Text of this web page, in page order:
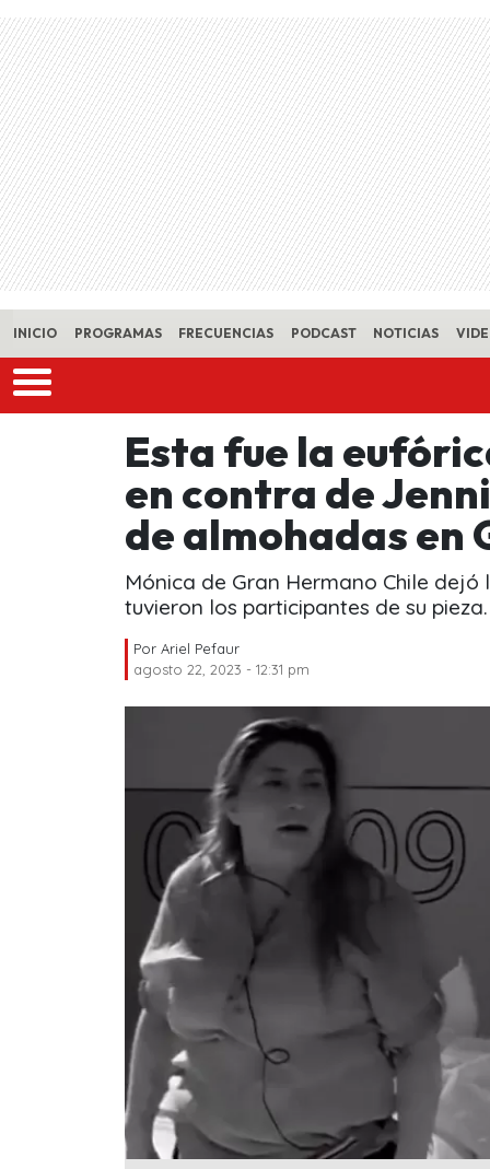
Skip to main content
INICIO PROGRAMAS FRECUENCIAS PODCAST NOTICIAS
Esta fue la
en contra de
de almohadas en
Mónica de Gran Hermano Chile
tuvieron los participantes de su pieza.
Por Ariel Pefaur
agosto 22, 2023 - 12:31 pm